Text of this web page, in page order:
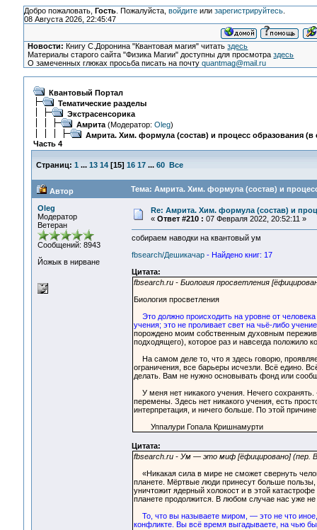
Добро пожаловать, Гость. Пожалуйста, войдитеили зарегистрируйтесь.
08 Августа 2026, 22:45:47
Новости: Книгу С.Доронина "Квантовая магия" читатьздесь
Материалы старого сайта "Физика Магии" доступны для просмотраздесь
О замеченных глюках просьба писать на почтуquantmag@mail.ru
Квантовый Портал
Тематические разделы
Экстрасенсорика
Амрита(Модератор: Oleg)
Амрита. Хим. формула (состав) и процесс образования (в
Часть 4
Страниц: 1 ... 13 14[15] 16 17 ... 60 Все
Автор Тема: Амрита. Хим. формула (состав) и
Oleg
Модератор
Ветеран
Сообщений: 8943
Йожык в нирване
Re: Амрита. Хим. формула (состав) и
« Ответ #210 : 07 Февраля 2022, 20:52:11 »
собираем наводки на квантовый ум
fbsearch/Дешикачар - Найдено книг: 17
Цитата:
fbsearch.ru - Биология просветления
Биология просветления
Это должно происходить на уровне от
учения; это не проливает свет на чьё-либо
порождено моим собственным духовным
подходящего), которое раз и навсегда положило
На самом деле то, что я здесь говорю,
ограничения, все барьеры исчезли. Всё едино.
делать. Вам не нужно основывать фонд или
У меня нет никакого учения. Нечего сохранять.
перемены. Здесь нет никакого учения, есть
интерпретация, и ничего больше. По этой
Уппалури Гопала Кришнамурти
Цитата:
fbsearch.ru - Ум — это миф [ёфицировано] (пер.
«Никакая сила в мире не сможет свернуть
планете. Мёртвые люди принесут больше
уничтожит ядерный холокост и в этой
планете продолжится. В любом случае нас уже не
То, что вы называете миром, — это не что
конфликте. Вы всё время выгадываете, на чью бы